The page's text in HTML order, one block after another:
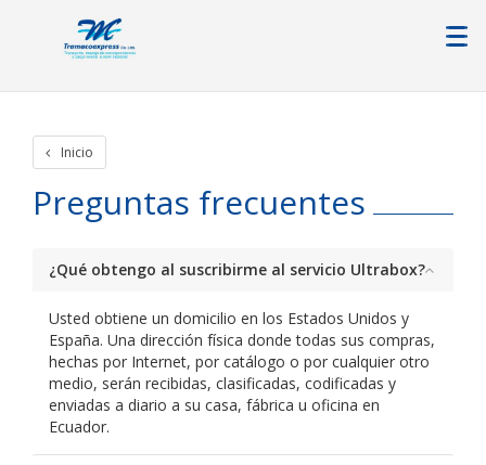
Inicio
Preguntas frecuentes
¿Qué obtengo al suscribirme al servicio Ultrabox?
Usted obtiene un domicilio en los Estados Unidos y
España. Una dirección física donde todas sus compras,
hechas por Internet, por catálogo o por cualquier otro
medio, serán recibidas, clasificadas, codificadas y
enviadas a diario a su casa, fábrica u oficina en
Ecuador.